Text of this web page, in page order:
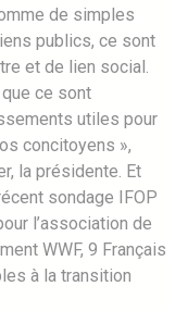
de simples
publics, ce sont
et de lien social.
ce sont
utiles pour
concitoyens »,
la présidente. Et
sondage IFOP
l’association de
WWF, 9 Français
à la transition